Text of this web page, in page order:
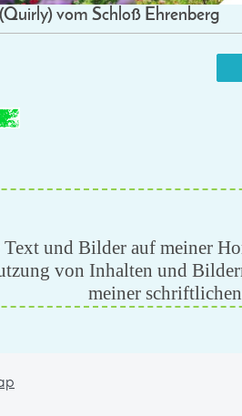
vom Schloß Ehrenberg
und Bilder auf meiner
von Inhalten und
meiner